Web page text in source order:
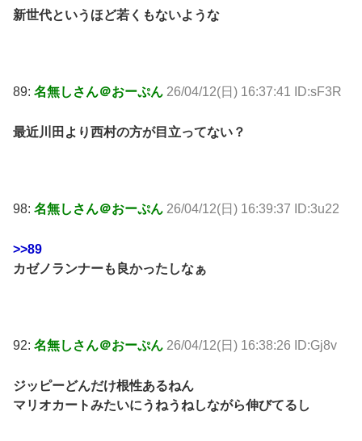
新世代というほど若くもないような
89: 名無しさん＠おーぷん 26/04/12(日) 16:37:41 ID:sF3R
最近川田より西村の方が目立ってない？
98: 名無しさん＠おーぷん 26/04/12(日) 16:39:37 ID:3u22
>>89
カゼノランナーも良かったしなぁ
92: 名無しさん＠おーぷん 26/04/12(日) 16:38:26 ID:Gj8v
ジッピーどんだけ根性あるねん
マリオカートみたいにうねうねしながら伸びてるし